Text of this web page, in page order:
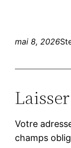
mai 8, 2026
Votre
champs